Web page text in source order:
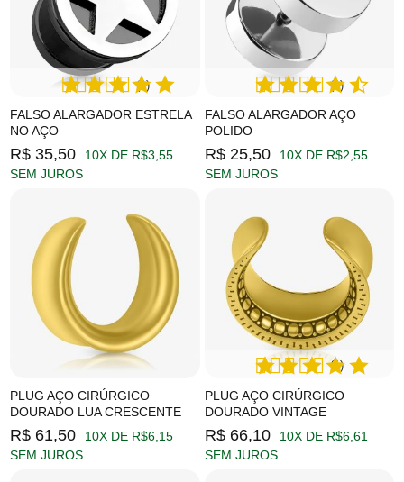
FALSO ALARGADOR ESTRELA
NO AÇO
(1)
R$ 35,50
10X DE R$3,55
SEM JUROS
FALSO ALARGADOR AÇO
POLIDO
(1)
R$ 25,50
10X DE R$2,55
SEM JUROS
PLUG AÇO CIRÚRGICO
DOURADO LUA CRESCENTE
R$ 61,50
10X DE R$6,15
SEM JUROS
PLUG AÇO CIRÚRGICO
DOURADO VINTAGE
(1)
R$ 66,10
10X DE R$6,61
SEM JUROS